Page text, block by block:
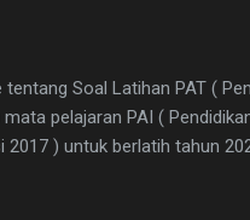
Soal Latihan PAT (
pelajaran PAI (
) untuk berlatih tahun